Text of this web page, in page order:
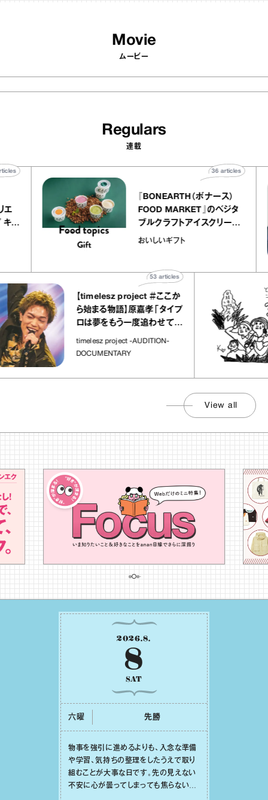
Movie
ムービー
Regulars
連載
トリエ
ープ キャ
40articles
『BONEARTH（ボナース）
FOOD MARKET』のベジタ
ブルクラフトアイスクリーム
｜真野知子の「おいしいギフ
おいしいギフト
36articles
【timelesz project ＃ここか
ら始まる物語】原嘉孝「タイプ
ロは夢をもう一度追わせてく
timelesz project -AUDITION-
DOCUMENTARY
articles
View all
2026.8.
8
SAT
六曜 先勝
物事を強引に進めるよりも、⼊念な準備
や学習、気持ちの整理をしたうえで取り
組むことが⼤事な⽇です。先の⾒えない
不安に⼼が曇ってしまっても焦らない